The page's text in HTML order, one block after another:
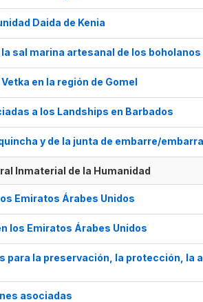
Daida de Kenia
sal marina artesanal de los boholanos
en la región de Gomel
a los Landships en Barbados
y de la junta de embarre/embarra
Inmaterial de la Humanidad
Emiratos Árabes Unidos
los Emiratos Árabes Unidos
la preservación, la protección, la
asociadas